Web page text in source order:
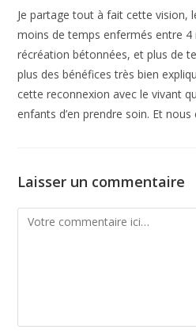
– Gestion du stress
– Créativité
– Stratégies
Je partage tout à fait cette vision,
moins de temps enfermés entre
récréation bétonnées, et plus de
plus des bénéfices très bien
cette reconnexion avec le vivant
enfants d’en prendre soin. Et
Laisser un commentaire